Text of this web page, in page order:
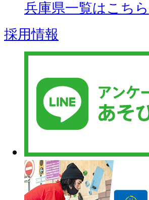
兵庫県一覧はこちら
採用情報